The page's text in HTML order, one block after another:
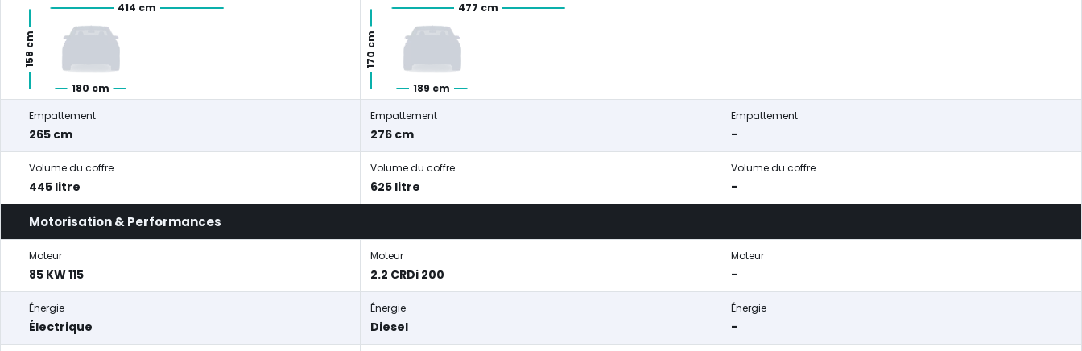
414 cm
180 cm
158 cm
477 cm
189 cm
170 cm
Empattement
265 cm
Empattement
276 cm
Empattement
-
Volume du coffre
445 litre
Volume du coffre
625 litre
Volume du coffre
-
Motorisation & Performances
Moteur
85 KW 115
Moteur
2.2 CRDi 200
Moteur
-
Énergie
Électrique
Énergie
Diesel
Énergie
-